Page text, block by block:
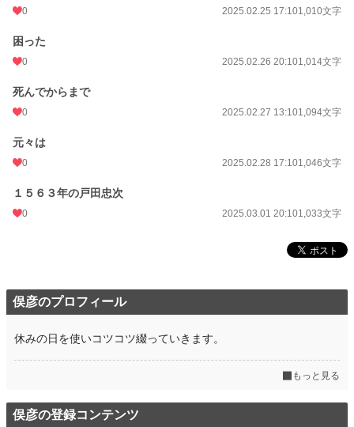
累計ポイント
0 2025.02.25 17:101,010文字
困った
0 2025.02.26 20:101,014文字
死んでからまで
0 2025.02.27 13:101,094文字
元々は
0 2025.02.28 17:101,046文字
１５６３年の戸田忠次
0 2025.03.01 20:101,033文字
俣彦のプロフィール
休みの日を使いコツコツ綴っていきます。
もっと見る
俣彦の登録コンテンツ